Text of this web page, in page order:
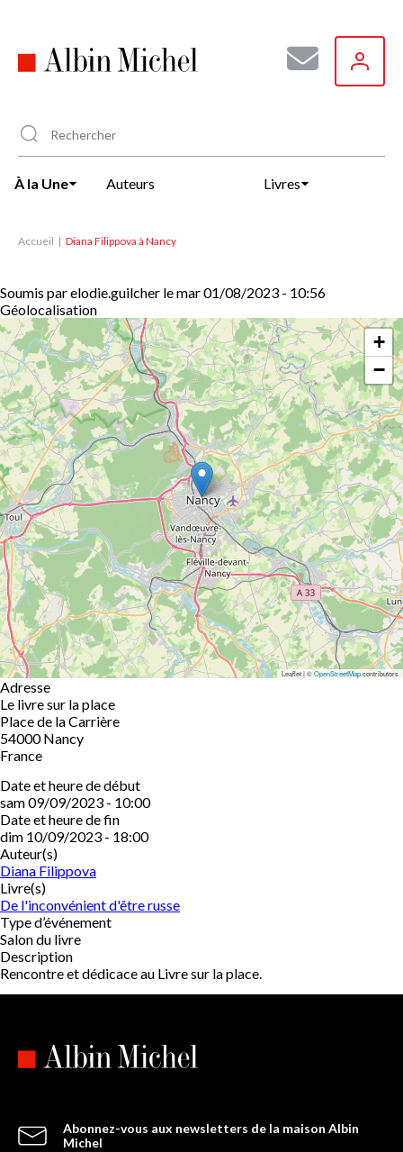
principal
À la Une Auteurs Livres
Accueil Diana Filippova à Nancy
Soumis parelodie.guilcher lemar 01/08/2023 - 10:56
Géolocalisation
+
−
Leaflet | ©OpenStreetMapcontributors
Adresse
Le livre sur la place
Place de la Carrière
54000 Nancy
France
Date et heure de début
sam 09/09/2023 - 10:00
Date et heure de fin
dim 10/09/2023 - 18:00
Auteur(s)
Diana Filippova
Livre(s)
De l'inconvénient d'être russe
Type d’événement
Salon du livre
Description
Rencontre et dédicace au Livre sur la place.
Abonnez-vous aux newsletters de la maison Albin
Michel